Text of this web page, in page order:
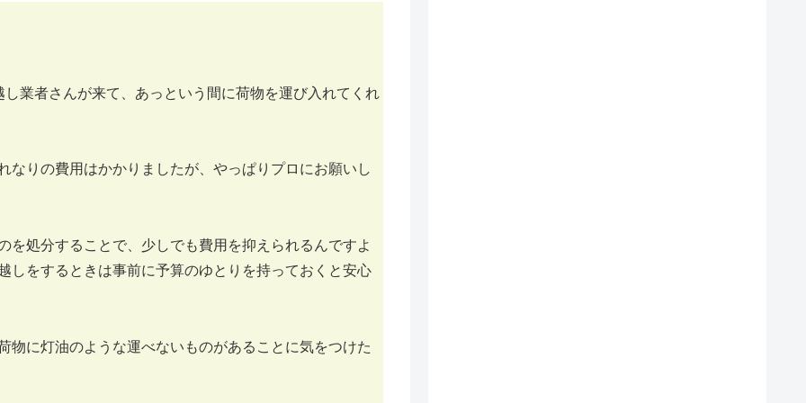
業者さんが来て、あっという間に荷物を運び入れてくれ
なりの費用はかかりましたが、やっぱりプロにお願いし
処分することで、少しでも費用を抑えられるんですよ
しをするときは事前に予算のゆとりを持っておくと安心
物に灯油のような運べないものがあることに気をつけた